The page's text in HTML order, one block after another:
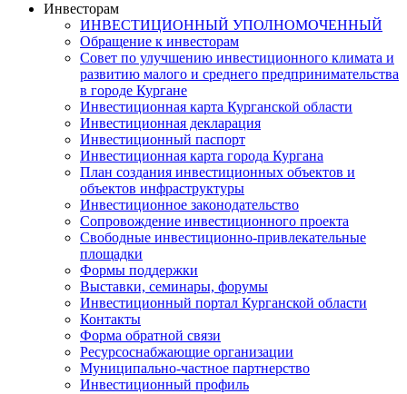
Инвесторам
ИНВЕСТИЦИОННЫЙ УПОЛНОМОЧЕННЫЙ
Обращение к инвесторам
Совет по улучшению инвестиционного климата и
развитию малого и среднего предпринимательства
в городе Кургане
Инвестиционная карта Курганской области
Инвестиционная декларация
Инвестиционный паспорт
Инвестиционная карта города Кургана
План создания инвестиционных объектов и
объектов инфраструктуры
Инвестиционное законодательство
Сопровождение инвестиционного проекта
Свободные инвестиционно-привлекательные
площадки
Формы поддержки
Выставки, семинары, форумы
Инвестиционный портал Курганской области
Контакты
Форма обратной связи
Ресурсоснабжающие организации
Муниципально-частное партнерство
Инвестиционный профиль